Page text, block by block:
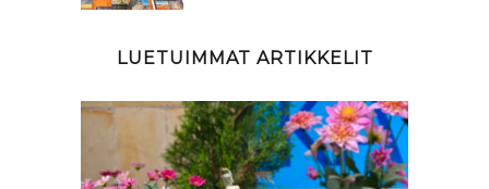
LUETUIMMAT ARTIKKELIT